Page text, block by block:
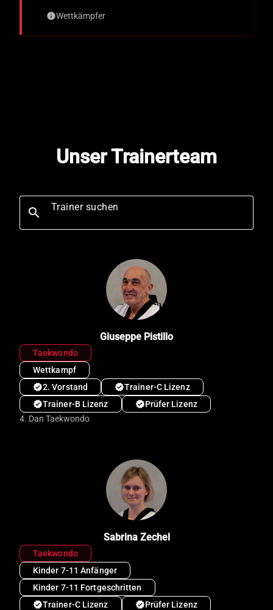
infoWettkämpfer
Unser Trainerteam
search Trainer suchen
Giuseppe Pistillo
Taekwondo
Wettkampf
verified2. Vorstand verifiedTrainer-C Lizenz
verifiedTrainer-B Lizenz verifiedPrüfer Lizenz
4. Dan Taekwondo
Sabrina Zechel
Taekwondo
Kinder 7-11 Anfänger
Kinder 7-11 Fortgeschritten
verifiedTrainer-C Lizenz verifiedPrüfer Lizenz